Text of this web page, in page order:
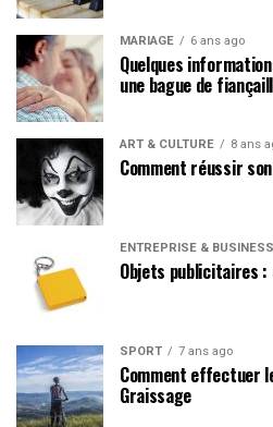
MARIAGE 6 ans ago
Quelques
une bague de
ART & CULTURE 8 ans
Comment réussir
ENTREPRISE & BUSINESS
Objets publicitaires
SPORT 7 ans ago
Comment effectuer
Graissage